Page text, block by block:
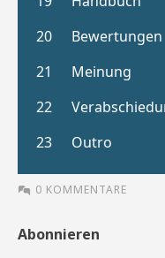
0 KOMMENTARE
Abonnieren